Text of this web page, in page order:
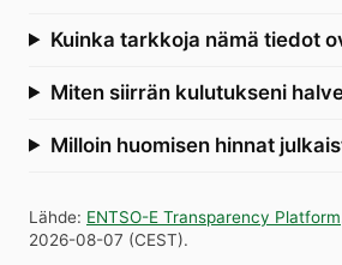
Kuinka tarkkoja nämä tiedot
Miten siirrän kulutukseni
Milloin huomisen hinnat
Lähde: ENTSO-E Transparency Platform
2026-08-07 (CEST).